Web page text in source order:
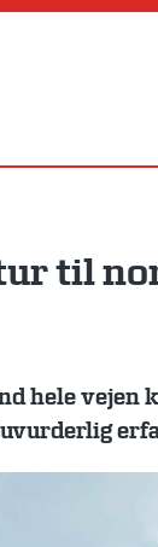
til
hele vejen